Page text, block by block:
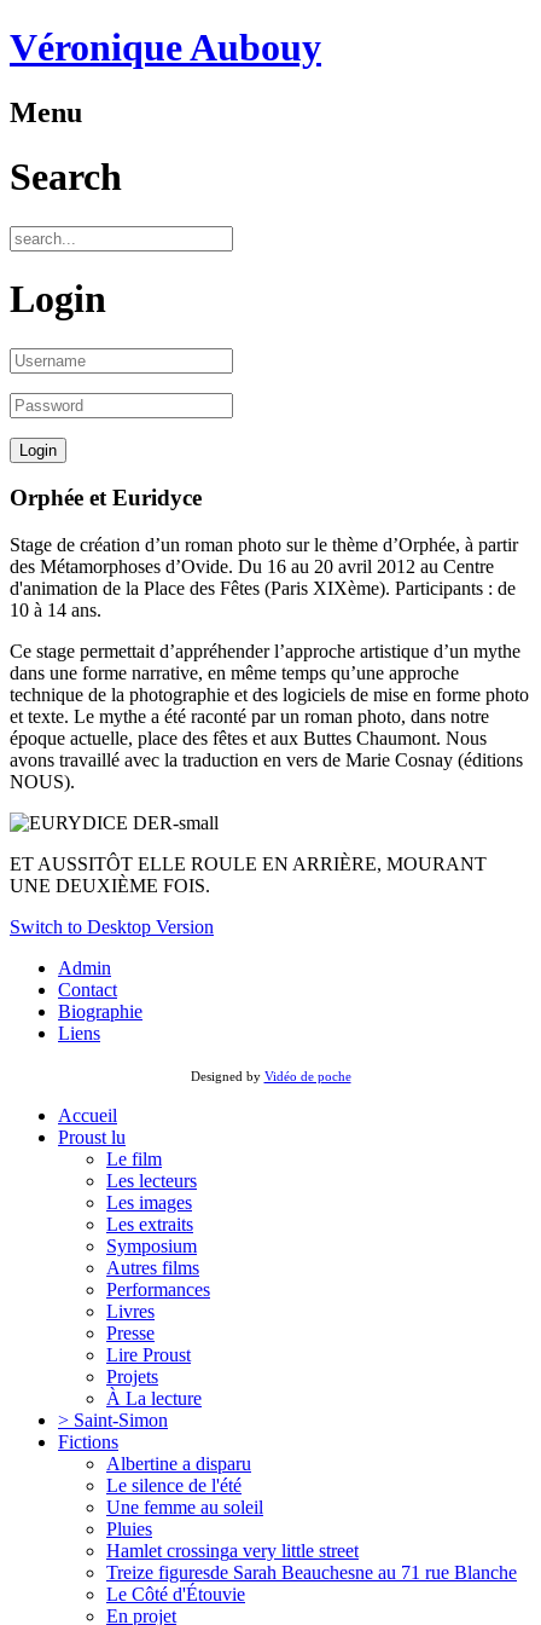
Véronique Aubouy
Menu
Search
Login
Orphée et Euridyce
Stage de création d’un roman photo sur le thème d’Orphée, à partir
des Métamorphoses d’Ovide. Du 16 au 20 avril 2012 au Centre
d'animation de la Place des Fêtes (Paris XIXème). Participants : de
10 à 14 ans.
Ce stage permettait d’appréhender l’approche artistique d’un mythe
dans une forme narrative, en même temps qu’une approche
technique de la photographie et des logiciels de mise en forme photo
et texte. Le mythe a été raconté par un roman photo, dans notre
époque actuelle, place des fêtes et aux Buttes Chaumont. Nous
avons travaillé avec la traduction en vers de Marie Cosnay (éditions
NOUS).
ET AUSSITÔT ELLE ROULE EN ARRIÈRE, MOURANT
UNE DEUXIÈME FOIS.
Switch to Desktop Version
Admin
Contact
Biographie
Liens
Designed by Vidéo de poche
Accueil
Proust lu
Le film
Les lecteurs
Les images
Les extraits
Symposium
Autres films
Performances
Livres
Presse
Lire Proust
Projets
À La lecture
> Saint-Simon
Fictions
Albertine a disparu
Le silence de l'été
Une femme au soleil
Pluies
Hamlet crossinga very little street
Treize figuresde Sarah Beauchesne au 71 rue Blanche
Le Côté d'Étouvie
En projet